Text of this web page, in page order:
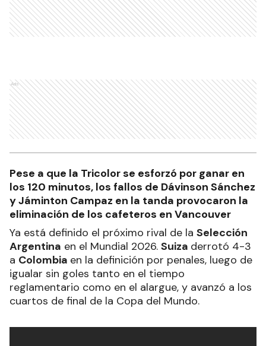
Ads
Pese a que la Tricolor se esforzó por ganar en
los 120 minutos, los fallos de Dávinson Sánchez
y Jáminton Campaz en la tanda provocaron la
eliminación de los cafeteros en Vancouver
Ya está definido el próximo rival de la Selección
Argentina en el Mundial 2026. Suiza derrotó 4-3
a Colombia en la definición por penales, luego de
igualar sin goles tanto en el tiempo
reglamentario como en el alargue, y avanzó a los
cuartos de final de la Copa del Mundo.